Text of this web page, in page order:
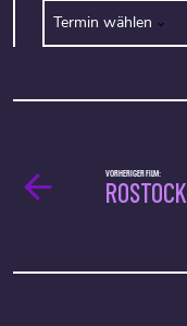
Termin wählen
VORHERIGER FILM:
ROSTOCK